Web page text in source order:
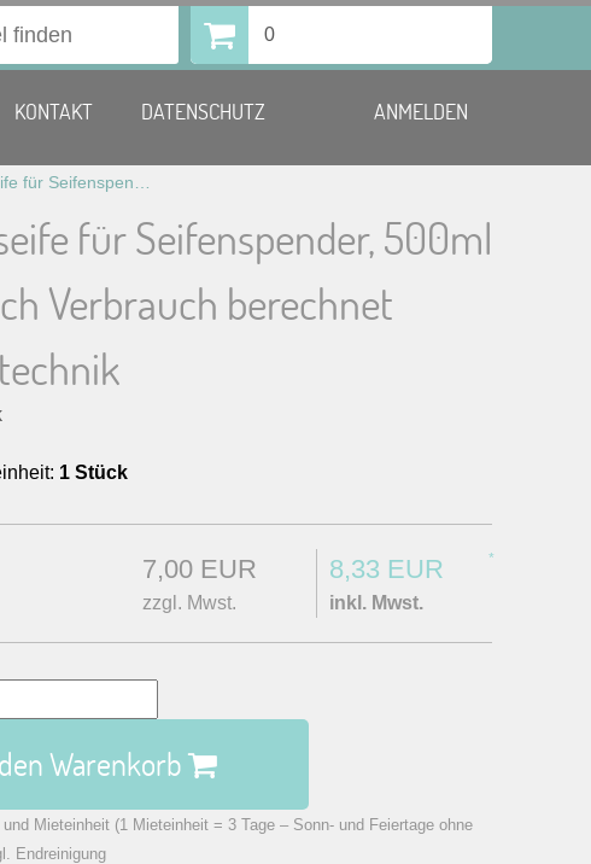
0
KONTAKT DATENSCHUTZ ANMELDEN
für Seifenspender, 500ml
Verbrauch berechnet
1 Stück
7,00 EUR
zzgl. Mwst.
8,33 EUR *
inkl. Mwst.
Warenkorb
Mieteinheit (1 Mieteinheit = 3 Tage – Sonn- und Feiertage ohne
Endreinigung